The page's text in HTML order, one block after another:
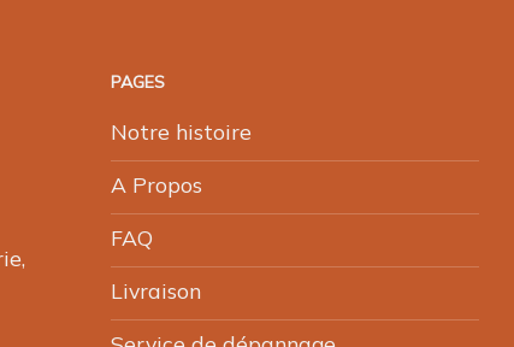
PAGES
Notre histoire
A Propos
FAQ
Livraison